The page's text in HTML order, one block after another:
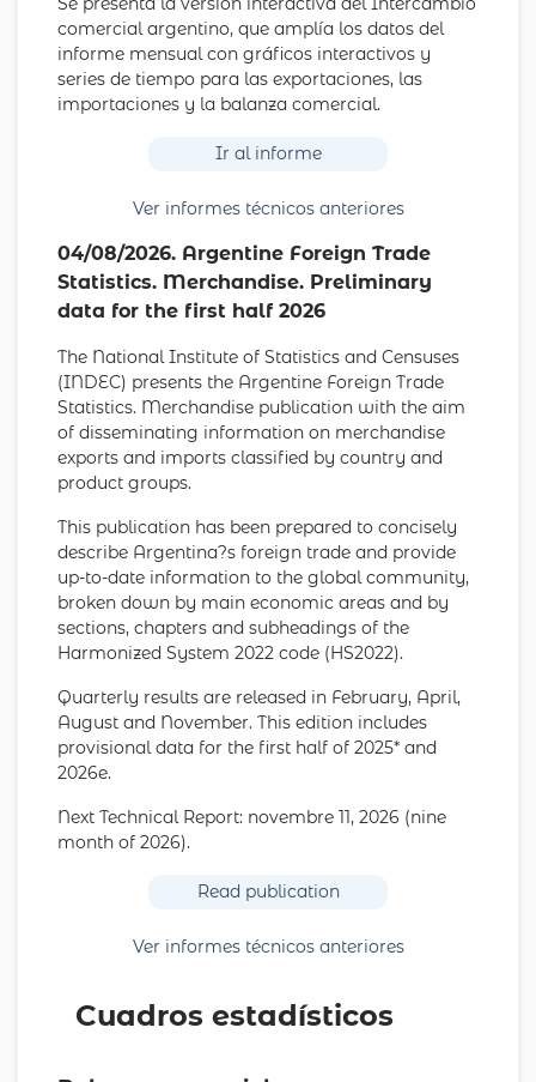
comercial argentino, que amplía los datos del
informe mensual con gráficos interactivos y
series de tiempo para las exportaciones, las
importaciones y la balanza comercial.
Ir al informe
Ver informes técnicos anteriores
04/08/2026. Argentine Foreign Trade
Statistics. Merchandise. Preliminary
data for the first half 2026
The National Institute of Statistics and Censuses
(INDEC) presents the Argentine Foreign Trade
Statistics. Merchandise publication with the aim
of disseminating information on merchandise
exports and imports classified by country and
product groups.
This publication has been prepared to concisely
describe Argentina?s foreign trade and provide
up-to-date information to the global community,
broken down by main economic areas and by
sections, chapters and subheadings of the
Harmonized System 2022 code (HS2022).
Quarterly results are released in February, April,
August and November. This edition includes
provisional data for the first half of 2025* and
2026e.
Next Technical Report: novembre 11, 2026 (nine
month of 2026).
Read publication
Ver informes técnicos anteriores
Cuadros estadísticos